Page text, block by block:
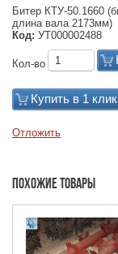
Битер КТУ-50.1660
длина вала 2173мм)
Код: УТ000002488
Кол-во
Купить в 1 клик
Отложить
Похожие товары